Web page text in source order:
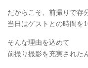
だからこそ、前撮りで存
当日はゲストとの時間を
そんな理由を込めて
前撮り撮影を充実された